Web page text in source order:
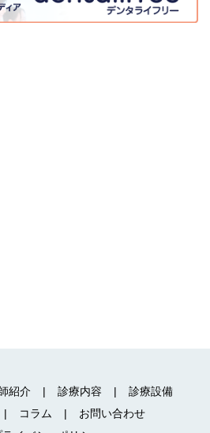
紹介 診療内容
診療設備
コラム
お問い合わせ